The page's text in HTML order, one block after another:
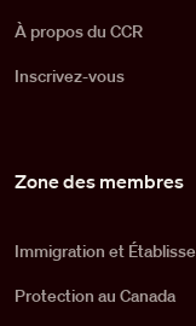
À propos du CCR
Inscrivez-vous
Zone des membres
Immigration et
Protection au Canada